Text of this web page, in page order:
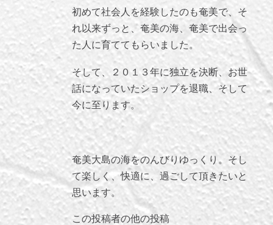
初めて社会人を経験したのも奄美で、そ
れ以来ずっと、奄美の海、奄美で出会っ
た人に育ててもらいました。
そして、２０１３年に独立を決断、お世
話になっていたショップを退職、そして
今に至ります。
奄美大島の海をのんびりゆっくり。そし
て楽しく、快適に、過ごして頂きたいと
思います。
この投稿者の他の投稿